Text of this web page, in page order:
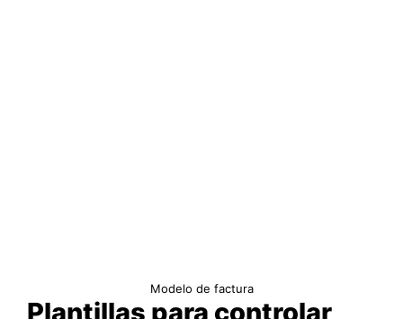
Modelo de factura
Plantillas para controlar